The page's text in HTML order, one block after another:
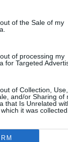
of the Sale of my
of processing my
for Targeted
of Collection, Use,
and/or Sharing of
that Is Unrelated
it was collected.
και τον γιο τους